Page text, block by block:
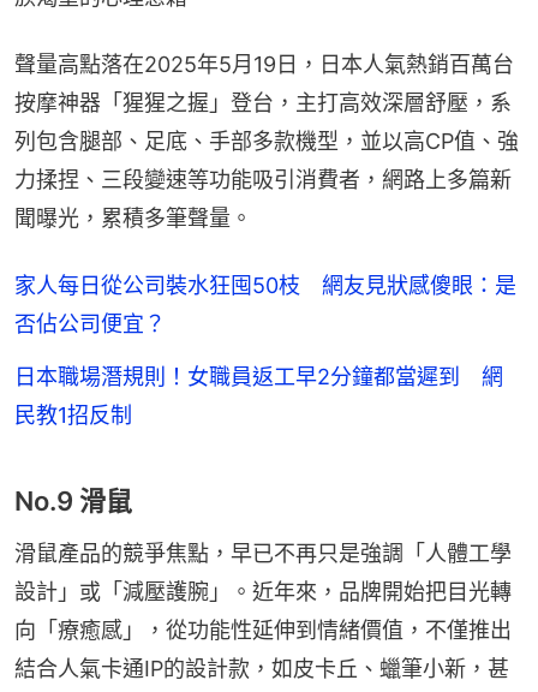
聲量高點落在2025年5月19日，日本人氣熱銷百萬台
按摩神器「猩猩之握」登台，主打高效深層舒壓，系
列包含腿部、足底、手部多款機型，並以高CP值、強
力揉捏、三段變速等功能吸引消費者，網路上多篇新
聞曝光，累積多筆聲量。
家人每日從公司裝水狂囤50枝 網友見狀感傻眼：是
否佔公司便宜？
日本職場潛規則！女職員返工早2分鐘都當遲到 網
民教1招反制
No.9 滑鼠
滑鼠產品的競爭焦點，早已不再只是強調「人體工學
設計」或「減壓護腕」。近年來，品牌開始把目光轉
向「療癒感」，從功能性延伸到情緒價值，不僅推出
結合人氣卡通IP的設計款，如皮卡丘、蠟筆小新，甚